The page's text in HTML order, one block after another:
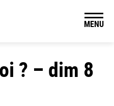
MENU
? – dim 8